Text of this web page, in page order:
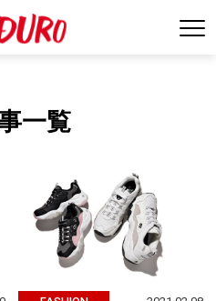
一覧